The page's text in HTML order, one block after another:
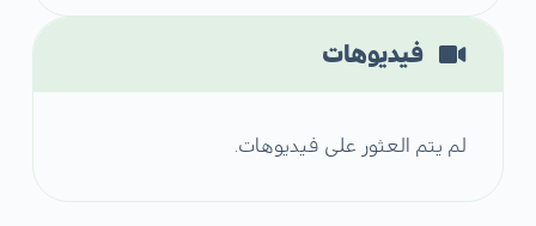
فيديوهات
لم يتم العثور على فيديوهات.